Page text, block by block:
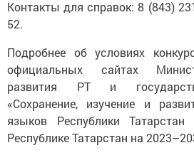
Контакты для справок: 8 (843)
52.
Подробнее об условиях
официальных сайтах
развития РТ и
«Сохранение, изучение и
языков Республики
Республике Татарстан на